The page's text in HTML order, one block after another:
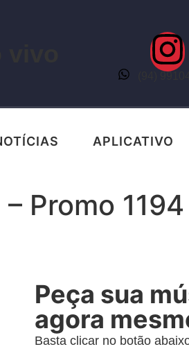
APLICATIVO
Promo 1194
Peça sua
agora
Basta clicar no botão